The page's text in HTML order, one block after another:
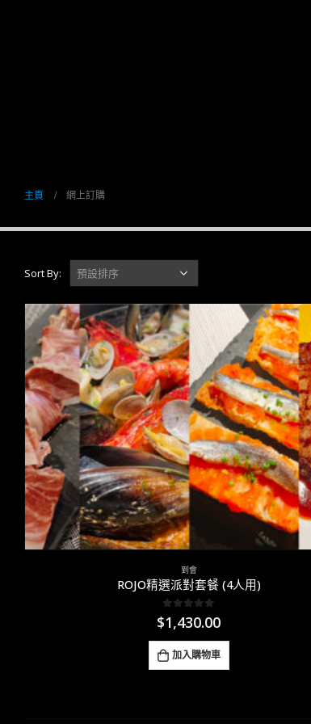
主頁 網上訂購
Sort By:
到會
ROJO精選派對套餐 (4人用)
0out of 5
$1,430.00
加入購物車